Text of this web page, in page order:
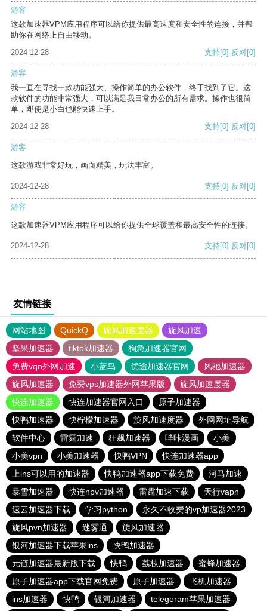
游客
这款加速器VPM应用程序可以给你提供最高速度和安全性的连接，并帮
助你在网络上自由移动。
2024-12-28
支持[0] 反对[0]
游客
我一直在寻找一款功能强大、操作简单的办公软件，终于找到了它。这
款软件的功能非常强大，可以满足我日常办公的所有需求。操作也很简
单，即使是小白也能快速上手。
2024-12-28
支持[0] 反对[0]
游客
这款游戏非常好玩，画面精美，玩法丰富。
2024-12-28 支持[0] 反对[0]
游客
这款加速器VPM应用程序可以给你提供全球覆盖和最高安全性的连接。
2024-12-28 支持[0] 反对[0]
友情链接
网站地图 QuickQ 旋风加速度器
旋风加速
坚果加速器
tiktok加速器
狗急加速器官网
免费vqn外网加速
小蓝鸟 优途加速器官网
风驰加速器
旋风加速器
免费vps加速器外网苹果版
旋风加速度器
快连加速器
快连加速器官网入口
原子加速器
快鸭加速器
快柠檬加速器 旋风加速度器
外网网址导航
软件中心
雷霆加速 狂飙加速器 哔咔漫画
小美
小美vpn
小美加速器 快鸭VPN
快连加速器app
上ins可以用的加速器
快鸭加速器app下载免费
河马加速
暴雪加速器
快连npv加速器 雷霆加速下载
天行vapn
速云加速器下载
学习python
永久不收费的vp加速器2023
旋风pvn加速器
迷雾通
旋风加速器
银河加速器下载苹果ins
快鸭加速器
元链加速器最新版下载
快鸭 荔枝加速器
蜜蜂加速器
原子加速器app下载官网免费
原子加速器
飞机加速器
ins加速器
快鸭 银河加速器 telegeram苹果加速器